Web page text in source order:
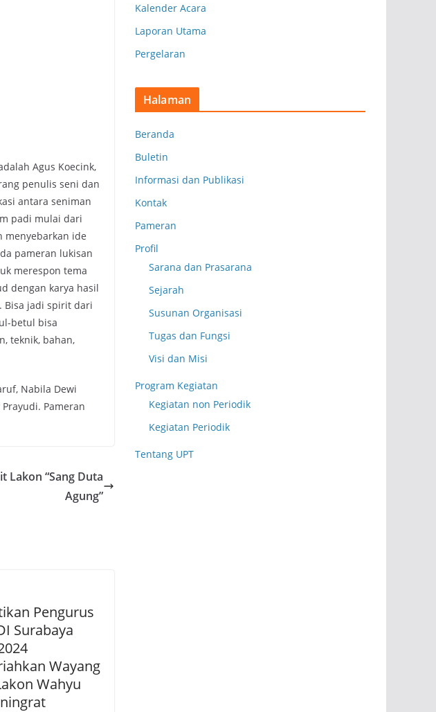
Agus Koecink,
penulis seni dan
antara seniman
padi mulai dari
menyebarkan ide
pameran lukisan
merespon tema
dengan karya hasil
Bisa jadi spirit dari
betul bisa
teknik, bahan,
Nabila Dewi
Pameran
Lakon “Sang Duta
Agung”
Pengurus
Surabaya
Wayang
Wahyu
Kalender Acara
Laporan Utama
Pergelaran
Halaman
Beranda
Buletin
Informasi dan Publikasi
Kontak
Pameran
Profil
Sarana dan Prasarana
Sejarah
Susunan Organisasi
Tugas dan Fungsi
Visi dan Misi
Program Kegiatan
Kegiatan non Periodik
Kegiatan Periodik
Tentang UPT